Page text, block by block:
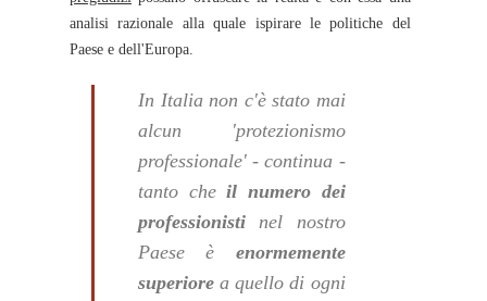
analisi razionale alla quale ispirare le politiche del
Paese e dell'Europa.
In Italia non c'è stato mai
alcun 'protezionismo
professionale' - continua -
tanto cheil numero dei
professionisti nel nostro
Paese è enormemente
superiore a quello di ogni